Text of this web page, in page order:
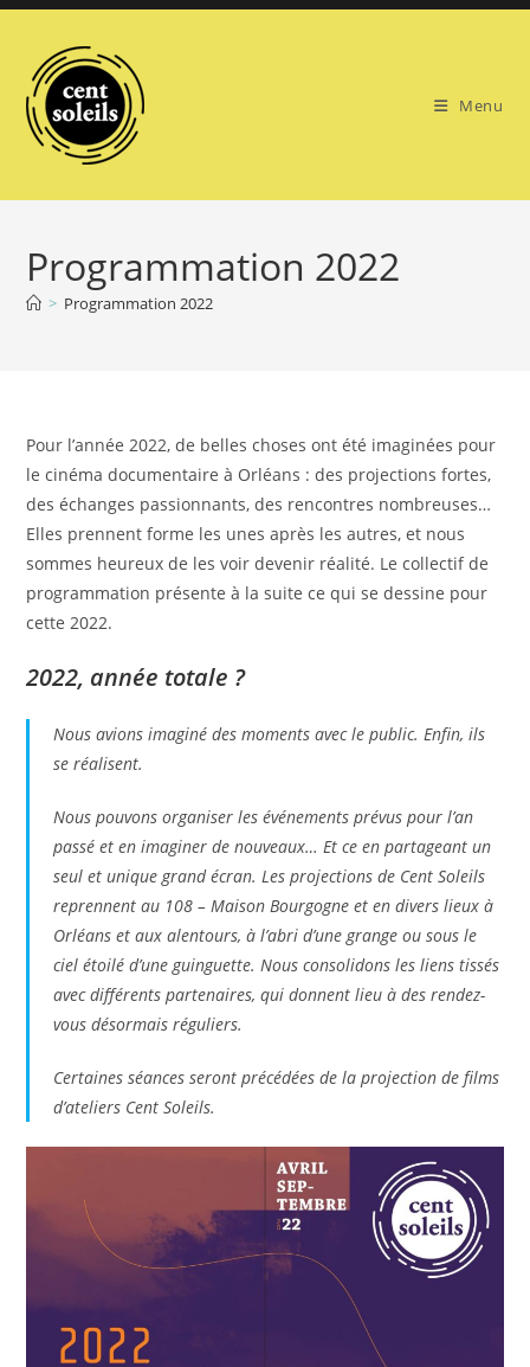
Skip
content
Menu
Programmation 2022
> Programmation 2022
Pour l’année 2022, de belles choses ont été imaginées pour
le cinéma documentaire à Orléans : des projections fortes,
des échanges passionnants, des rencontres nombreuses…
Elles prennent forme les unes après les autres, et nous
sommes heureux de les voir devenir réalité. Le collectif de
programmation présente à la suite ce qui se dessine pour
cette 2022.
2022, année totale ?
Nous avions imaginé des moments avec le public. Enfin, ils
se réalisent.
Nous pouvons organiser les événements prévus pour l’an
passé et en imaginer de nouveaux… Et ce en partageant un
seul et unique grand écran. Les projections de Cent Soleils
reprennent au 108 – Maison Bourgogne et en divers lieux à
Orléans et aux alentours, à l’abri d’une grange ou sous le
ciel étoilé d’une guinguette. Nous consolidons les liens tissés
avec différents partenaires, qui donnent lieu à des rendez-
vous désormais réguliers.
Certaines séances seront précédées de la projection de films
d’ateliers Cent Soleils.